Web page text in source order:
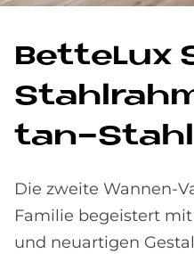
Bet­te­Lux
tan-Stahl
Die zweite Wannen-
Familie begeistert
und neuartigen